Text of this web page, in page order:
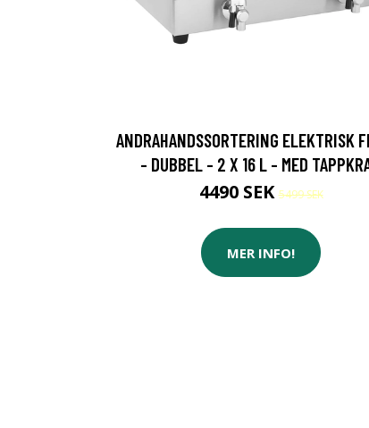
ANDRAHANDSSORTERING ELEKTRISK
- DUBBEL - 2 X 16 L - MED
4490 SEK5499 SEK
MER INFO!